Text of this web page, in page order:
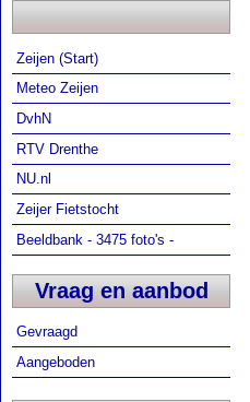
Zeijen (Start)
Meteo Zeijen
DvhN
RTV Drenthe
NU.nl
Zeijer Fietstocht
Beeldbank - 3475 foto's -
Vraag en aanbod
Gevraagd
Aangeboden